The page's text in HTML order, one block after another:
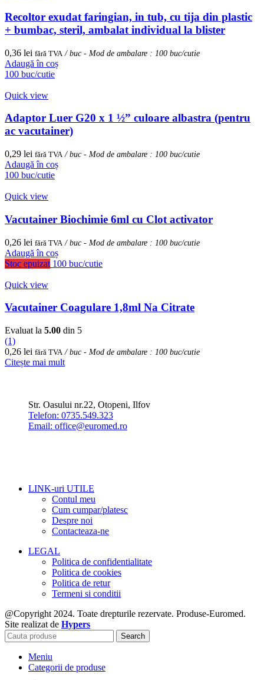
Recoltor exudat faringian, in tub, cu tija din plastic
+ bumbac, steril, ambalat individual la blister
0,36 lei fără TVA / buc - Mod de ambalare : 100 buc/cutie
Adaugă în coș
100 buc/cutie
Quick view
Adaptor Luer G20 x 1 ½” culoare albastra (pentru
ac vacutainer)
0,29 lei fără TVA/ buc - Mod de ambalare : 100 buc/cutie
Adaugă în coș
100 buc/cutie
Quick view
Vacutainer Biochimie 6ml cu Clot activator
0,26 lei fără TVA / buc - Mod de ambalare : 100 buc/cutie
Adaugă în coș
Stoc epuizat 100 buc/cutie
Quick view
Vacutainer Coagulare 1,8ml Na Citrate
Evaluat la 5.00 din 5
(1)
0,26 lei fără TVA / buc - Mod de ambalare : 100 buc/cutie
Citește mai mult
Str. Oasului nr.22, Otopeni, Ilfov
Telefon: 0735.549.323
Email: office@euromed.ro
LINK-uri UTILE
Contul meu
Cum cumpar/platesc
Despre noi
Contacteaza-ne
LEGAL
Politica de confidentialitate
Politica de cookies
Politica de retur
Termeni si conditii
@Copyright 2024. Toate drepturile rezervate. Produse-Euromed.
Site realizat de Hypers
Search
Meniu
Categorii de produse